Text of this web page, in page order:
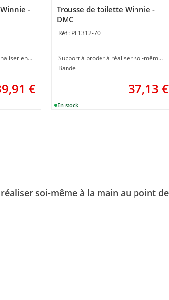
-
Supports à broder à personnaliser en broderie au point de croix
€
Trousse de toilette Winnie -
DMC
PL1312-70
Support à broder à réaliser soi-même au point de croix
Bande
37,13 €
soi-même à la main au point